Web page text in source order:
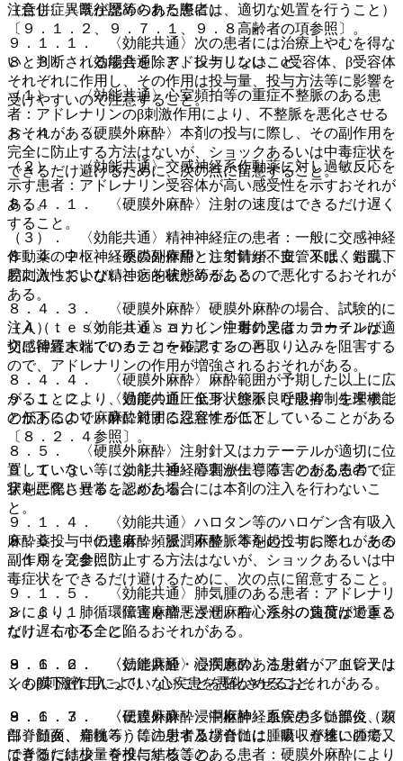
（合併症・既往歴等のある患者）
９．１．１． 〈効能共通〉次の患者には治療上やむを得な
いと判断される場合を除き、投与しないこと。
（１）． 〈効能共通〉心室頻拍等の重症不整脈のある患
者：アドレナリンのβ刺激作用により、不整脈を悪化させる
おそれがある。
（２）． 〈効能共通〉交感神経系作動薬に対し過敏反応を
示す患者：アドレナリン受容体が高い感受性を示すおそれが
ある。
（３）． 〈効能共通〉精神神経症の患者：一般に交感神経
作動薬の中枢神経系の副作用として情緒不安、不眠、錯乱、
易刺激性および精神病的状態等があるので悪化するおそれが
ある。
（４）． 〈効能共通〉コカイン中毒の患者：コカインは、
交感神経末端でのカテコールアミンの再取り込みを阻害する
ので、アドレナリンの作用が増強されるおそれがある。
９．１．２． 〈効能共通〉全身状態不良な患者：生理機能
の低下により麻酔に対する忍容性が低下していることがある
〔８．２．４参照〕。
９．１．３． 〈効能共通〉心刺激伝導障害のある患者：症
状を悪化させることがある。
９．１．４． 〈効能共通〉ハロタン等のハロゲン含有吸入
麻酔薬投与中の患者：頻脈、不整脈等を起こすおそれがある
〔１０．２参照〕。
９．１．５． 〈効能共通〉肺気腫のある患者：アドレナリ
ンにより、肺循環障害を増悪させ、右心系への負荷が過重と
なり、右心不全に陥るおそれがある。
９．１．６． 〈効能共通〉心疾患のある患者：アドレナリ
ンのβ刺激作用により、心疾患を悪化させるおそれがある。
９．１．７． 〈硬膜外麻酔〉中枢神経系疾患：髄膜炎、灰
白脊髄炎、脊髄ろう等の患者及び脊髄に腫瘍・脊椎に腫瘍又
は脊髄に結核・脊椎に結核等のある患者：硬膜外麻酔により
注意し、異常が認められた際には、適切な処置を行うこと）
〔９．１．２、９．７．１、９．８高齢者の項参照〕。
８．３． 〈効能共通〉アドレナリンは、α受容体、β受容体
それぞれに作用し、その作用は投与量、投与方法等に影響を
受けやすいので注意すること。
８．４． 〈硬膜外麻酔〉本剤の投与に際し、その副作用を
完全に防止する方法はないが、ショックあるいは中毒症状を
できるだけ避けるために、次の点に留意すること。
８．４．１． 〈硬膜外麻酔〉注射の速度はできるだけ遅く
すること。
８．４．２． 〈硬膜外麻酔〉注射針が、血管又はくも膜下
腔に入っていないことを確かめること。
８．４．３． 〈硬膜外麻酔〉硬膜外麻酔の場合、試験的に
注入（ｔｅｓｔ ｄｏｓｅ）し、注射針又はカテーテルが適
切に留置されていることを確認すること。
８．４．４． 〈硬膜外麻酔〉麻酔範囲が予期した以上に広
がることにより、過度の血圧低下、徐脈、呼吸抑制を来すこ
とがあるので、麻酔範囲に注意すること。
８．５． 〈硬膜外麻酔〉注射針又はカテーテルが適切に位
置していない等により、神経障害が生じることがあるので、
穿刺に際し異常を認めた場合には本剤の注入を行わないこ
と。
８．６． 〈伝達麻酔・浸潤麻酔〉本剤の投与に際し、その
副作用を完全に防止する方法はないが、ショックあるいは中
毒症状をできるだけ避けるために、次の点に留意すること。
８．６．１． 〈伝達麻酔・浸潤麻酔〉注射の速度はできる
だけ遅くすること。
８．６．２． 〈伝達麻酔・浸潤麻酔〉注射針が、血管又は
くも膜下腔に入っていないことを確かめること。
８．６．３． 〈伝達麻酔・浸潤麻酔〉血管の多い部位（頭
部、顔面、扁桃等）に注射する場合には、吸収が速いので、
できるだけ少量を投与すること。